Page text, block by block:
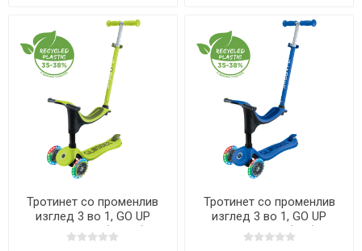
Тротинет со променлив
изглед 3 во 1, GO UP
Sporty Lights (зелен) -
Тротинет со променлив
изглед 3 во 1, GO UP
Sporty Lights (син) -